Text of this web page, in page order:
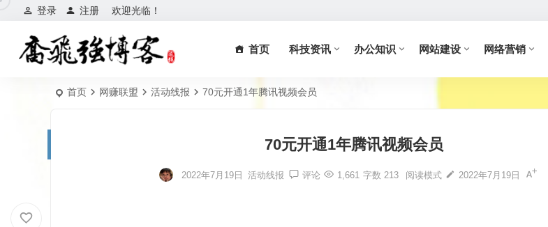
欢迎光临！
登录 注册
首页 科技资讯 办公知识 网站建设 网络营销
首页 网赚联盟 活动线报 70元开通1年腾讯视频会员
70元开通1年腾讯视频会员
2022年7月19日 活动线报 评论 1,661 字数 213 阅读模式 2022年7月19日